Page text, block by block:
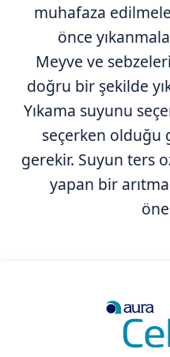
muhafaza
önce
Meyve ve
doğru bir şekilde
Yıkama suyunu
seçerken olduğu
gerekir. Suyun ters
yapan bir arıtma